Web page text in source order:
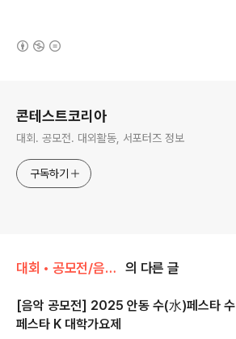
콘테스트코리아
대회. 공모전. 대외활동, 서포터즈 정보
구독하기
대회 • 공모전/음악 • 가요 • 댄스 의 다른 글
[음악 공모전] 2025 안동 수(水)페스타 수
페스타 K 대학가요제